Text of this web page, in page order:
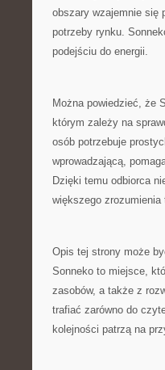
obszary wzajemnie się
potrzeby rynku.
podejściu do energii.
Można powiedzieć, że
którym zależy na
osób potrzebuje
wprowadzającą,
Dzięki temu odbiorca
większego zrozumienia
Opis tej strony może
Sonneko to miejsce,
zasobów, a także z
trafiać zarówno do
kolejności patrzą na